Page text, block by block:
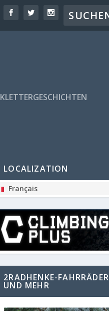
KLETTERGESCHICHTEN
LOCALIZATION
Français
2RADHENKE-FAHRRÄDER
UND MEHR